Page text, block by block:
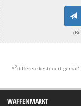
*2differenzbesteuert gemäß
WAFFENMARKT